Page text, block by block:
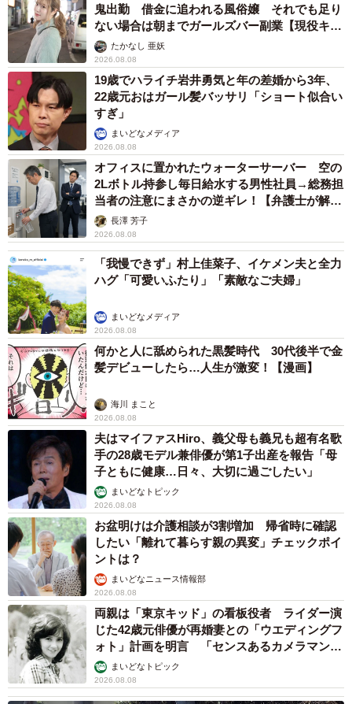
なでなで（画像提供：たまgoさん）
2023年はゆきちゃんとこんなことがしてみたい、という
抱負などありますか？と飼い主さんにたずねると「今年は
11歳になるので健康に気をつけて、元気に過ごせるように
お世話したいと思います」という答えが返ってきました。
ゆきちゃん、ご家族の愛情に包まれながら素敵な1年になり
ますように。
鬼出勤 借金に追われる風俗嬢 それでも足り
ない場合は朝までガールズバー副業【現役キャ
ストに取材】
たかなし 亜妖
2026.08.08
19歳でハライチ岩井勇気と年の差婚から3年、
22歳元おはガール髪バッサリ「ショート似合い
すぎ」
まいどなメディア
2026.08.08
オフィスに置かれたウォーターサーバー 空の
2Lボトル持参し毎日給水する男性社員→総務担
当者の注意にまさかの逆ギレ！【弁護士が解
説】長澤 芳子
2026.08.08
「我慢できず」村上佳菜子、イケメン夫と全力
ハグ「可愛いふたり」「素敵なご夫婦」
まいどなメディア
2026.08.08
何かと人に舐められた黒髪時代 30代後半で金
髪デビューしたら…人生が激変！【漫画】
海川 まこと
2026.08.08
夫はマイファスHiro、義父母も義兄も超有名歌
手の28歳モデル兼俳優が第1子出産を報告「母
子ともに健康…日々、大切に過ごしたい」
まいどなトピック
2026.08.08
お盆明けは介護相談が3割増加 帰省時に確認
したい「離れて暮らす親の異変」チェックポイ
ントは？
まいどなニュース情報部
2026.08.08
両親は「東京キッド」の看板役者 ライダー演
じた42歳元俳優が再婚妻との「ウエディングフ
ォト」計画を明言 「センスあるカメラマン求
む」まいどなトピック
2026.08.08